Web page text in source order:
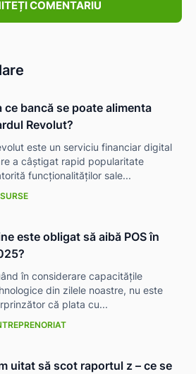
ce bancă se poate alimenta
Revolut?
este un serviciu financiar digital
a câștigat rapid popularitate
funcționalităților sale...
este obligat să aibă POS în
în considerare capacitățile
din zilele noastre, nu este
că plata cu...
uitat să scot raportul z – ce se